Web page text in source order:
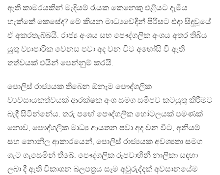
ඇති කාමරයකින් මැදියම් රැයක කෙනෙකු එළියට දැමිය
හැක්කේ කෙසේද? මේ කියන මාධ්‍යවේදීන් පිරිසට එදා සිදුවූයේ
ඒ අකරතැබ්බයි. රාජ්‍ය අංශය සහ පෞද්ගලික අංශය අතර තිබිය
යුතු ව්‍යාපාරික වෙනස පවා අද වන විට අහෝසි වී ඇති
තත්වයක් එයින් පෙන්නුම් කරයි.
පොලිස් රාජ්‍යයක තිබෙන ඕනෑම පෞද්ගලික
ව්‍යවසායකත්වයක් ආරක්ෂක අංශ සමග සමීපව කටයුතු කිරීමට
බැඳී සිටින්නේය. තරු පහේ පෞද්ගලික හෝටලයක් පමණක්
නොව, පෞද්ගලික මාධ්‍ය ආයතන පවා අද වන විට, අනියම්
සහ නොනිල ආකාරයෙන්, පොලිස් රාජ්‍යයක අවශ්‍යතා සමග
ගැට ගැසෙමින් තිබේ. පෞද්ගලික රූපවාහිනී නාලිකා සඳහා
ලබා දී ඇති විකාශන බලපත‍්‍රය සෑම අවුරුද්දක් අවසානයේම